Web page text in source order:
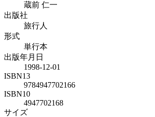
蔵前 仁一
出版社
旅行人
形式
単行本
出版年月日
1998-12-01
ISBN13
9784947702166
ISBN10
4947702168
サイズ